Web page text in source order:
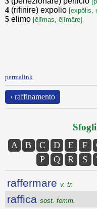
4 (rifinire) expolio [expŏlis,
5 elimo [ēlīmas, ēlīmāre]
permalink
‹ raffinamento
A B C D E F
P
Q R S
raffermare v. tr.
raffica sost. femm.